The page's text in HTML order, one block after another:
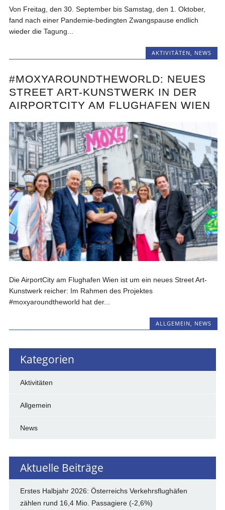
Von Freitag, den 30. September bis Samstag, den 1. Oktober,
fand nach einer Pandemie-bedingten Zwangspause endlich
wieder die Tagung...
AKTIVITÄTEN NEWS
#MOXYAROUNDTHEWORLD: NEUES
STREET ART-KUNSTWERK IN DER
AIRPORTCITY AM FLUGHAFEN WIEN
Die AirportCity am Flughafen Wien ist um ein neues Street Art-
Kunstwerk reicher: Im Rahmen des Projektes
#moxyaroundtheworld hat der...
ALLGEMEIN, NEWS
Kategorien
Aktivitäten
Allgemein
News
Aktuelle Beiträge
Erstes Halbjahr 2026: Österreichs Verkehrsflughäfen
zählen rund 16,4 Mio. Passagiere (-2,6%)